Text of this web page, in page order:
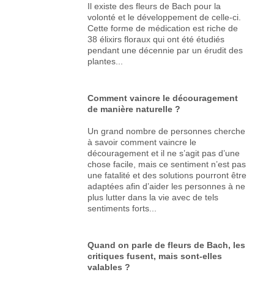
Il existe des fleurs de Bach pour la
volonté et le développement de celle-ci.
Cette forme de médication est riche de
38 élixirs floraux qui ont été étudiés
pendant une décennie par un érudit des
plantes...
Comment vaincre le découragement
de manière naturelle ?
Un grand nombre de personnes cherche
à savoir comment vaincre le
découragement et il ne s’agit pas d’une
chose facile, mais ce sentiment n’est pas
une fatalité et des solutions pourront être
adaptées afin d’aider les personnes à ne
plus lutter dans la vie avec de tels
sentiments forts...
Quand on parle de fleurs de Bach, les
critiques fusent, mais sont-elles
valables ?